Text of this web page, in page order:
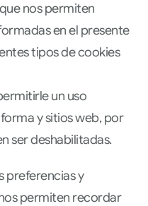
nos permiten
en el presente
tipos de cookies
un uso
y sitios web, por
ser deshabilitadas.
preferencias y
permiten recordar